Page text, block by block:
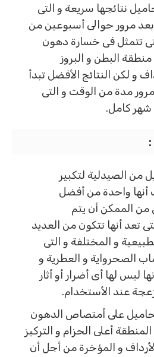
نتائجها سريعة و التى
بعد مرور حوالى أسبوعين من
تتمثل فى خسارة دهون
منطقة البطن و البروز
و لكن النتائج الأفضل تبدأ
مدة من الوقت و التى
شهر كامل.
من الصيدلية لتكبير
أنها واحدة من أفضل
من الممكن أن يتم
تعد أنها تتكون من العديد
و المختلفة و التى
الصحرواية و العطرية و
ليس لها أى أضرار أو أثار
عند الأستخدام.
على أمتصاص الدهون
أعلى الحزام و التركيز
و المؤخرة من أجل أن